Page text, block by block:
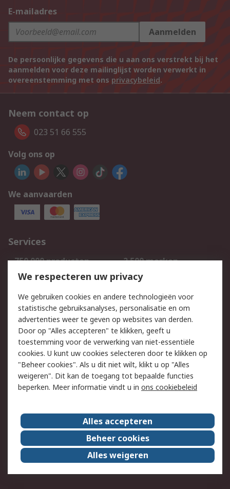
E-mailadres
Aanmelden
De persoonlijke gegevens die u aan ons verstrekt bij het
aanmelden voor deze mailinglijst worden verwerkt in
overeenstemming met ons privacybeleid.
Neem contact op
023 51 66 555
Volg ons op
We aanvaarden
Services
750.000 producten
2.500 merken
Bestellen
Inkoopoplossingen
Track & Trace
Wettelijk
Cookiebeleid
Email veiligheid
Privacybeleid
Websitevoorwaarden
Algemene
verkoopvoorwaarden
Over RS
RS Group
Over ons
RS wereldwijd
Werken bij RS
ESG
We respecteren uw privacy
We gebruiken cookies en andere technologieën voor
statistische gebruiksanalyses, personalisatie en om
advertenties weer te geven op websites van derden.
Door op "Alles accepteren" te klikken, geeft u
toestemming voor de verwerking van niet-essentiële
cookies. U kunt uw cookies selecteren door te klikken op
"Beheer cookies". Als u dit niet wilt, klikt u op "Alles
weigeren". Dit kan de toegang tot bepaalde functies
beperken. Meer informatie vindt u in ons cookiebeleid
Alles accepteren
Beheer cookies
Alles weigeren